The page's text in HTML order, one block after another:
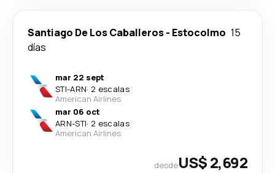
Santiago De Los Caballeros- Estocolmo 15
días
mar 22 sept
STI-ARN· 2 escalas
American Airlines
mar 06 oct
ARN-STI· 2 escalas
American Airlines
desdeUS$ 2,692